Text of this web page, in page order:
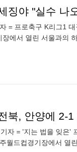
징야 "실수 나
= 프로축구 K리그1
에서 열린 서울과의
북, 안양에 2-
자 = '지는 법을 잊은'
월드컵경기장에서 열